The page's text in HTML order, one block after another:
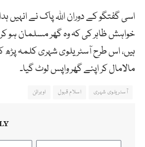
اسی گفتگو کے دوران اللہ پاک نے انہیں
خواہش ظاہر کی کہ وہ گھر مسلمان ہو
ہیں، اس طرح آسٹریلوی شہری کلمہ
مالامال کر اپنے گھر واپس لوٹ گیا۔
آسٹریلوی شہری اسلام قبول اوبرائن